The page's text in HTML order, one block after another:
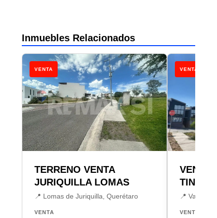
Inmuebles Relacionados
VENTA
TERRENO VENTA
JURIQUILLA LOMAS
📍 Lomas de Juriquilla, Querétaro
VENTA
VENTA
VENTA
TINTO
📍 Valle
VENTA